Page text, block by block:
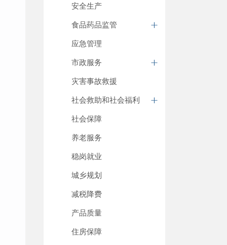
安全生产
食品药品监管
应急管理
市政服务
灾害事故救援
社会救助和社会福利
社会保障
养老服务
稳岗就业
城乡规划
减税降费
产品质量
住房保障